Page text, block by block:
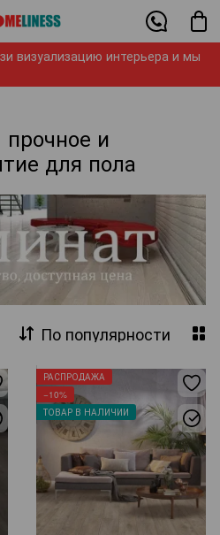
визуализацию интерьера и мы
и
для пола
По популярности
РАСПРОДАЖА
−10%
ТОВАР В НАЛИЧИИ